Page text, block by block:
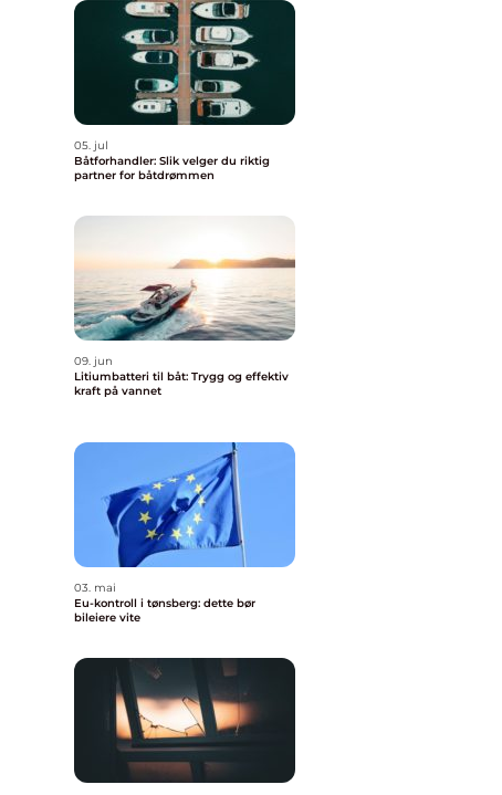
05. jul
Båtforhandler: Slik velger du riktig
partner for båtdrømmen
09. jun
Litiumbatteri til båt: Trygg og effektiv
kraft på vannet
03. mai
Eu-kontroll i tønsberg: dette bør
bileiere vite